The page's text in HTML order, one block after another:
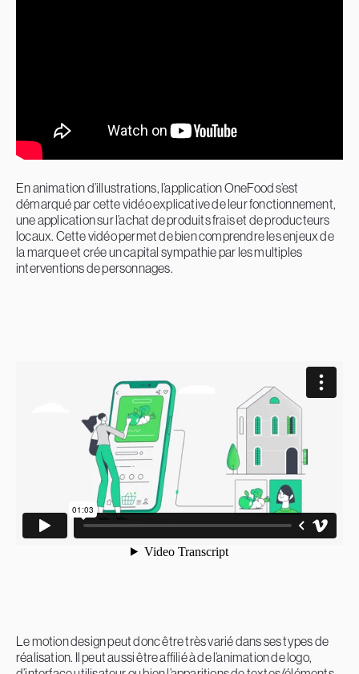
En animation d’illustrations, l’application OneFood s’est
démarqué par cette vidéo explicative de leur fonctionnement,
une application sur l’achat de produits frais et de producteurs
locaux. Cette vidéo permet de bien comprendre les enjeux de
la marque et crée un capital sympathie par les multiples
interventions de personnages.
Le motion design peut donc être très varié dans ses types de
réalisation. Il peut aussi être affilié à de l’animation de logo,